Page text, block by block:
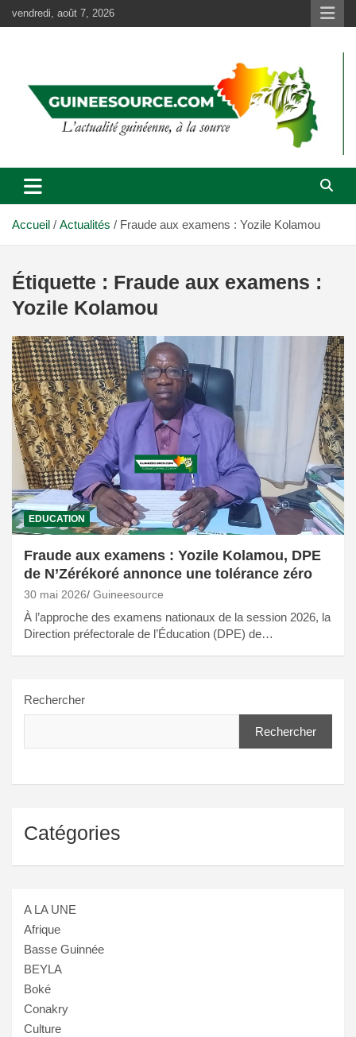
au
vendredi, août 7, 2026
Accueil Actualités Fraude aux examens : Yozile Kolamou
Étiquette : Fraude aux examens :
Yozile Kolamou
EDUCATION
Fraude aux examens : Yozile Kolamou, DPE
de N’Zérékoré annonce une tolérance zéro
30 mai 2026 Guineesource
À l’approche des examens nationaux de la session 2026, la
Direction préfectorale de l’Éducation (DPE) de…
Rechercher
Rechercher
Catégories
A LA UNE
Afrique
Basse Guinnée
BEYLA
Boké
Conakry
Culture